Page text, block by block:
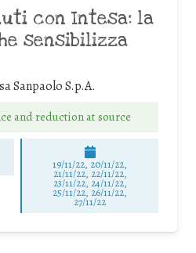
con Intesa: la
sensibilizza
Sanpaolo S.p.A.
and reduction at source
19/11/22, 20/11/22,
21/11/22, 22/11/22,
23/11/22, 24/11/22,
25/11/22, 26/11/22,
27/11/22